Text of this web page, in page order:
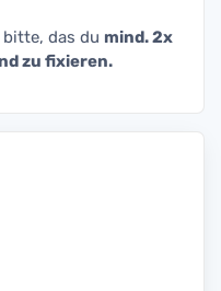
das du mind. 2x
zu fixieren.